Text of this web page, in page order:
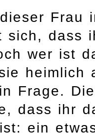
Frau
sich, dass
wer ist
heimlich
Frage.
dass ihr
ein